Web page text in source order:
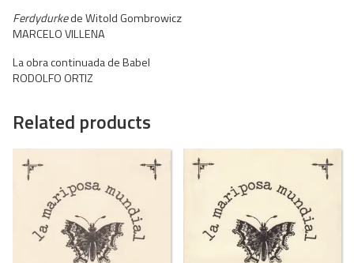
Ferdydurkede Witold Gombrowicz
MARCELO VILLENA
La obra continuada de Babel
RODOLFO ORTIZ
Related products